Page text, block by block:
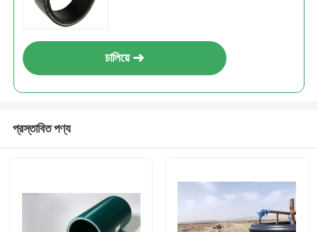
চালিয়ে
প্রস্তাবিত পণ্য